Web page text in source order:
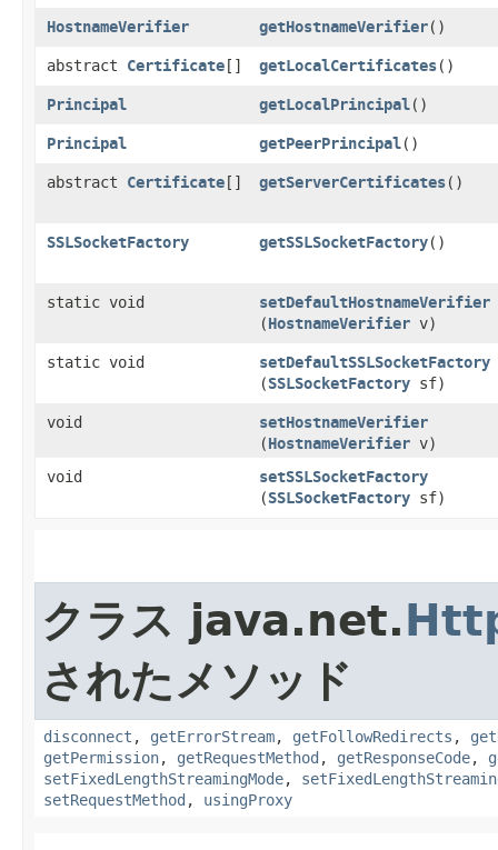
HostnameVerifier getHostnameVerifier()
abstract Certificate [] getLocalCertificates()
Principal getLocalPrincipal()
Principal getPeerPrincipal()
abstract Certificate [] getServerCertificates()
SSLSocketFactory getSSLSocketFactory()
static void setDefaultHostnameVerifier
(HostnameVerifier v)
static void setDefaultSSLSocketFactory
(SSLSocketFactory sf)
void setHostnameVerifier
(HostnameVerifier v)
void
setSSLSocketFactory
(SSLSocketFactory sf)
クラス java.net.
されたメソッド
disconnect , getErrorStream, getFollowRedirects ,
getPermission, getRequestMethod , getResponseCode,
setFixedLengthStreamingMode,
setRequestMethod , usingProxy